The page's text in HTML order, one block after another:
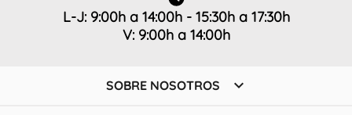
L-J: 9:00h a 14:00h - 15:30h a 17:30h
V: 9:00h a 14:00h
SOBRE NOSOTROS 